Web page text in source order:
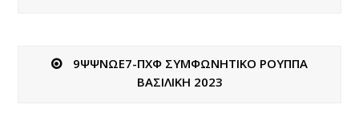
9ΨΨΝΩΕ7-ΠΧΦ ΣΥΜΦΩΝΗΤΙΚΟ ΡΟΥΠΠΑ
ΒΑΣΙΛΙΚΗ 2023